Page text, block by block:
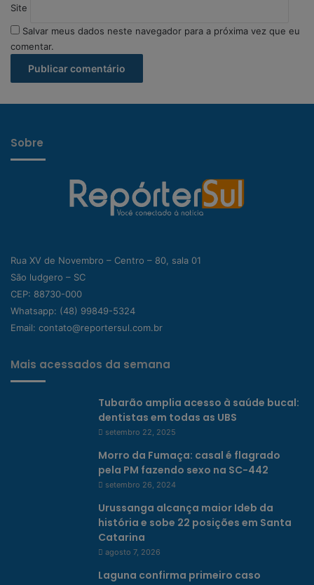
Site
Salvar meus dados neste navegador para a próxima vez que eu
comentar.
Sobre
Rua XV de Novembro – Centro – 80, sala 01
São ludgero – SC
CEP: 88730-000
Whatsapp: (48) 99849-5324
Email: contato@reportersul.com.br
Mais acessados da semana
Tubarão amplia acesso à saúde bucal:
dentistas em todas as UBS
setembro 22, 2025
Morro da Fumaça: casal é flagrado
pela PM fazendo sexo na SC-442
setembro 26, 2024
Urussanga alcança maior Ideb da
história e sobe 22 posições em Santa
Catarina
agosto 7, 2026
Laguna confirma primeiro caso